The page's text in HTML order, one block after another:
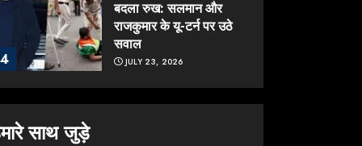
4
बदला रुख: सलमान और
राजकुमार के यू-टर्न पर उठे
सवाल
JULY 23, 2026
ONGC के खजाने से RSS
साथ जुड़े